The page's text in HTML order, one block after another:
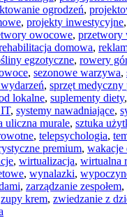
ogrodzeń,
, projekty inwestycyjne,
owocowe, przetwory
domowa,
egzotyczne, rowery
, sezonowe warzywa,
, sprzęt medyczny
lokalne, suplementy diety,
, systemy nawadniające,
uliczna murale, sztuka
, telepsychologia,
premium, wakacje
, wirtualizacja, wirtualna
, wynalazki,
, zarządzanie zespołem,
zupy krem, zwiedzanie z